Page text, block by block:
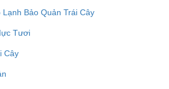
Bảo Quản Trái Cây
Tươi
Cây